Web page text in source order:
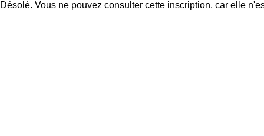
Désolé. Vous ne pouvez consulter cette inscription, car elle